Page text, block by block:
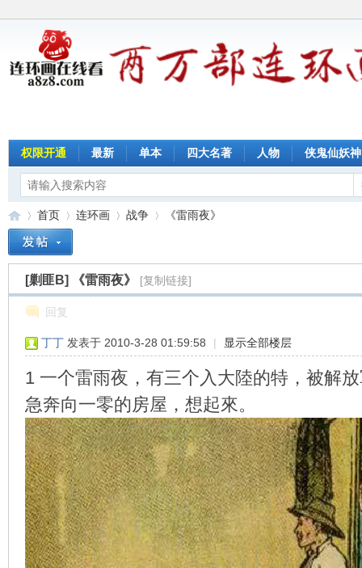
权限开通 最新 单本 四大名著 人物 侠鬼仙妖神
»
首页
›
连环画
›
战争
›
《雷雨夜》
[剿匪B] 《雷雨夜》 [复制链接]
回复
丁丁 发表于 2010-3-28 01:59:58 | 显示全部楼层
1 一个雷雨夜，有三个入大陸的特，被解
急奔向一零的房屋，想起來。